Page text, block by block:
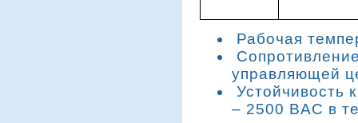
Рабочая
управляющей
Устойчивость
– 2500 ВAC в